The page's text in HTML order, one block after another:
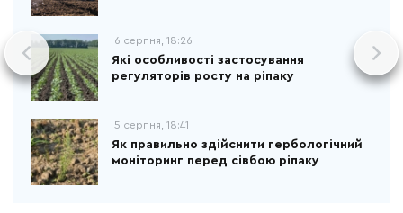
6 серпня, 18:26
Які особливості застосування
регуляторів росту на ріпаку
5 серпня, 18:41
Як правильно здійснити гербологічний
моніторинг перед сівбою ріпаку